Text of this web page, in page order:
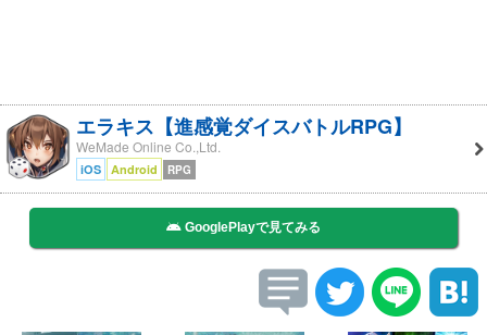
エラキス【進感覚ダイスバトルRPG】
WeMade Online Co.,Ltd.
iOS Android RPG
GooglePlayで見てみる